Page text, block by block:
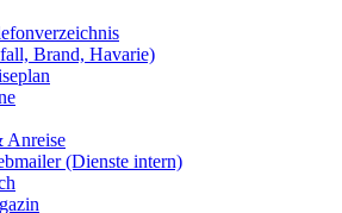
Brand, Havarie)
Anreise
(Dienste intern)